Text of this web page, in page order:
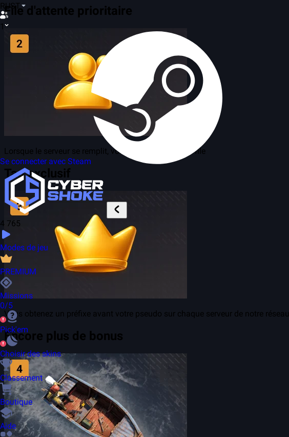
RUST
1
Se connecter avec Steam
4 765
Modes de jeu
PREMIUM
Missions
0/5
Pick'em
Choisir des skins
Classement
Boutique
Aide
File d'attente prioritaire
Lorsque le serveur se remplit, vous passez en tête de file
Tag exclusif
Vous obtenez un préfixe avant votre pseudo sur chaque serveur de notre réseau
Encore plus de bonus